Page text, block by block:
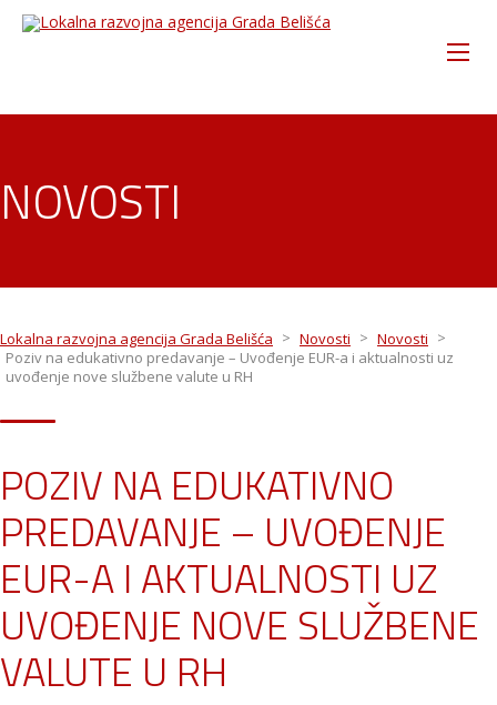
NOVOSTI
Lokalna razvojna agencija Grada Belišća > Novosti > Novosti >
Poziv na edukativno predavanje – Uvođenje EUR-a i aktualnosti uz
uvođenje nove službene valute u RH
POZIV NA EDUKATIVNO
PREDAVANJE – UVOĐENJE
EUR-A I AKTUALNOSTI UZ
UVOĐENJE NOVE SLUŽBENE
VALUTE U RH